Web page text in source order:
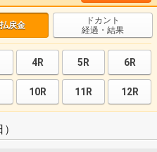
戻金
ドカント
経過・結果
4R 5R 6R
10R 11R 12R